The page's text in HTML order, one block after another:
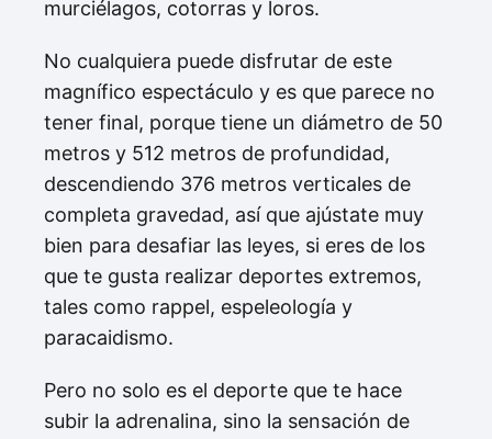
murciélagos, cotorras y loros.
No cualquiera puede disfrutar de este
magnífico espectáculo y es que parece no
tener final, porque tiene un diámetro de 50
metros y 512 metros de profundidad,
descendiendo 376 metros verticales de
completa gravedad, así que ajústate muy
bien para desafiar las leyes, si eres de los
que te gusta realizar deportes extremos,
tales como rappel, espeleología y
paracaidismo.
Pero no solo es el deporte que te hace
subir la adrenalina, sino la sensación de